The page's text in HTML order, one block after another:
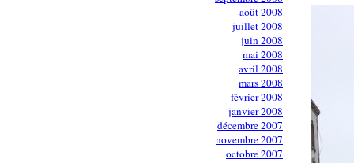
août 2008
juillet 2008
juin 2008
mai 2008
avril 2008
mars 2008
février 2008
janvier 2008
décembre 2007
novembre 2007
octobre 2007